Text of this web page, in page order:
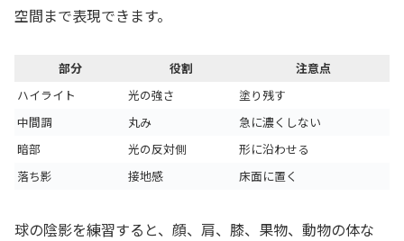
空間まで表現できます。
部分 役割
注意点
ハイライト
光の強さ
塗り残す
中間調
丸み
急に濃くしない
暗部
光の反対側
形に沿わせる
落ち影
接地感 床面に置く
球の陰影を練習すると、顔、肩、膝、果物、動物の体な